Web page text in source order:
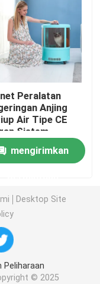
Peralatan
Anjing
Air Tipe CE
Sistem
Debu
mengirimkan
Desktop Site
Peliharaan
© 2025